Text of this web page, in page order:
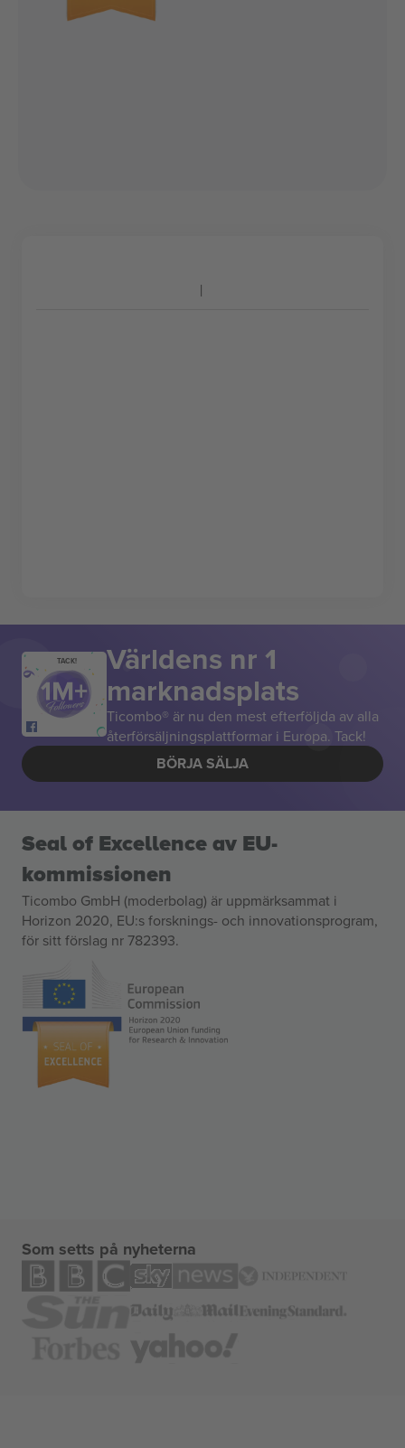
TACK! Världens nr 1
marknadsplats
Ticombo® är nu den mest efterföljda av alla
återförsäljningsplattformar i Europa. Tack!
BÖRJA SÄLJA
Seal of Excellence av EU-
kommissionen
Ticombo GmbH (moderbolag) är uppmärksammat i
Horizon 2020, EU:s forsknings- och innovationsprogram,
för sitt förslag nr 782393.
Som setts på nyheterna